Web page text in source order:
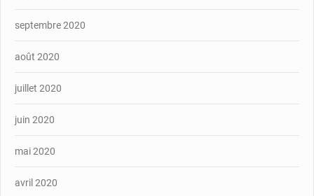
septembre 2020
août 2020
juillet 2020
juin 2020
mai 2020
avril 2020